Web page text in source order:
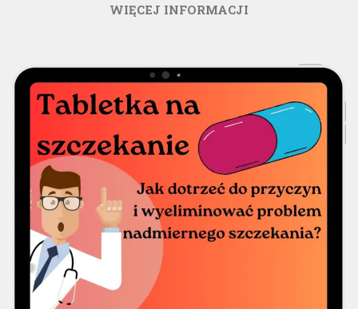
WIĘCEJ INFORMACJI